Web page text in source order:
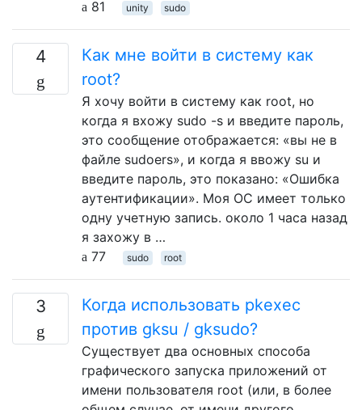
81
unity sudo
4
Как мне войти в систему как
root?
Я хочу войти в систему как root, но
когда я вхожу sudo -s и введите пароль,
это сообщение отображается: «вы не в
файле sudoers», и когда я ввожу su и
введите пароль, это показано: «Ошибка
аутентификации». Моя ОС имеет только
одну учетную запись. около 1 часа назад
я захожу в …
77
sudo root
3
Когда использовать pkexec
против gksu / gksudo?
Существует два основных способа
графического запуска приложений от
имени пользователя root (или, в более